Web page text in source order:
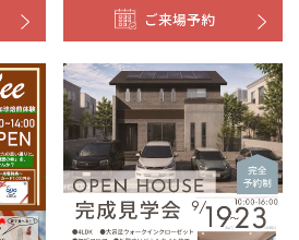
ご来場予約